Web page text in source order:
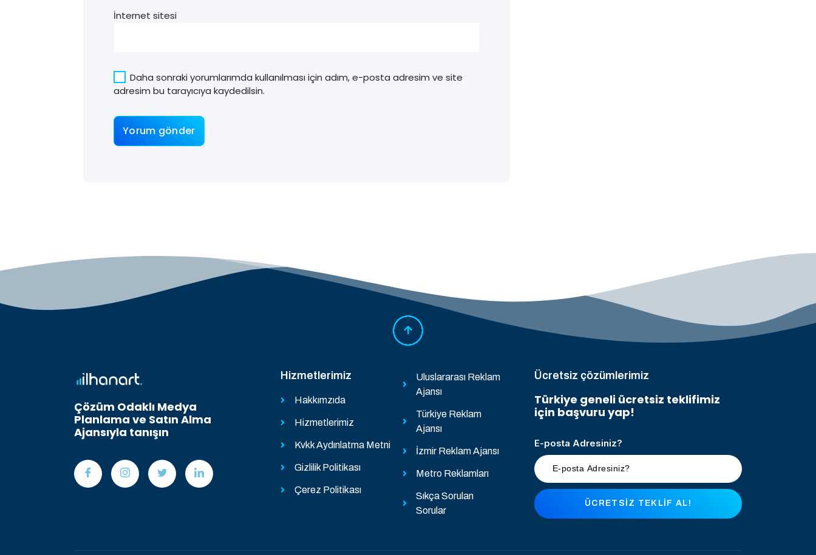
İnternet sitesi
Daha sonraki yorumlarımda kullanılması için adım, e-posta adresim ve site
adresim bu tarayıcıya kaydedilsin.
Çözüm Odaklı Medya
Planlama ve Satın Alma
Ajansıyla tanışın
Hizmetlerimiz
Hakkımzıda
Hizmetlerimiz
Kvkk Aydınlatma Metni
Gizlilik Politikası
Çerez Politikası
Uluslararası Reklam
Ajansı
Türkiye Reklam
Ajansı
İzmir Reklam Ajansı
Metro Reklamları
Sıkça Sorulan
Sorular
Ücretsiz çözümlerimiz
Türkiye geneli ücretsiz teklifimiz
için başvuru yap!
E-posta Adresiniz?
ÜCRETSIZ TEKLIF AL!